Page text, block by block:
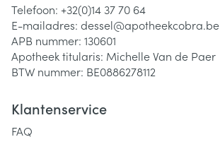
Telefoon: +32(0)14 37 70 64
E-mailadres: dessel@apotheekcobra.be
APB nummer: 130601
Apotheek titularis: Michelle Van de Paer
BTW nummer: BE0886278112
Klantenservice
FAQ